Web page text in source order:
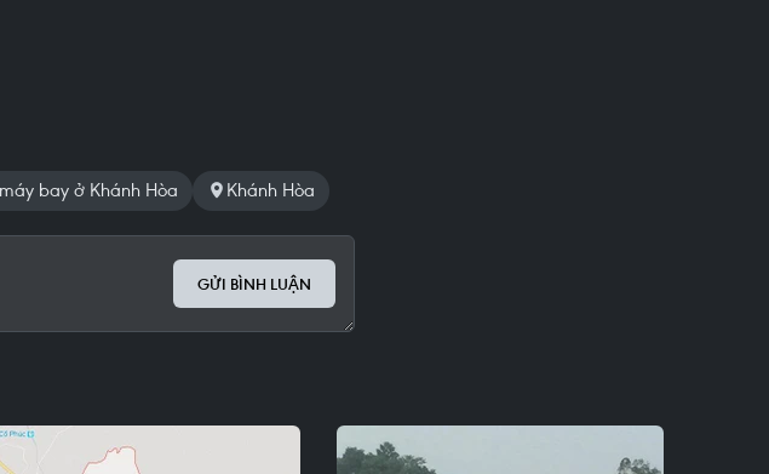
bay ở Khánh Hòa Khánh Hòa
GỬI BÌNH LUẬN